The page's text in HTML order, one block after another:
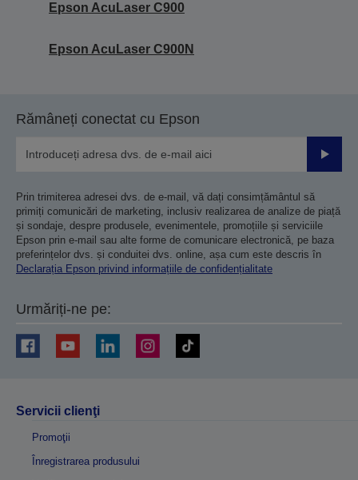
Epson AcuLaser C900
Epson AcuLaser C900N
Rămâneți conectat cu Epson
Prin trimiterea adresei dvs. de e-mail, vă dați consimțământul să
primiți comunicări de marketing, inclusiv realizarea de analize de piață
și sondaje, despre produsele, evenimentele, promoțiile și serviciile
Epson prin e-mail sau alte forme de comunicare electronică, pe baza
preferințelor dvs. și conduitei dvs. online, așa cum este descris în
Declarația Epson privind informațiile de confidențialitate
Urmăriți-ne pe:
Servicii clienţi
Promoţii
Înregistrarea produsului